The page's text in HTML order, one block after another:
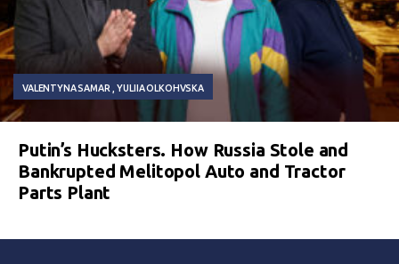
VALENTYNA SAMAR YULIIA OLKOHVSKA
Putin’s Hucksters. How Russia Stole and
Bankrupted Melitopol Auto and Tractor
Parts Plant